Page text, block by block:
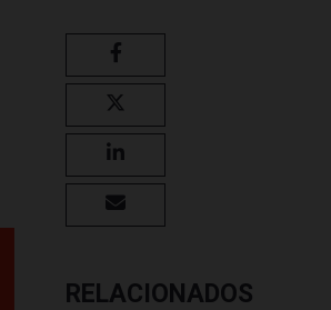
RELACIONADOS